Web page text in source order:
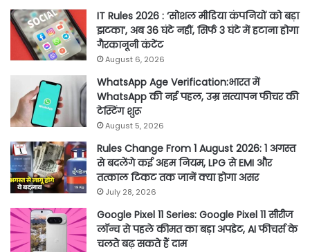
IT Rules 2026 : ‘सोशल मीडिया कंपनियों को बड़ा
झटका’, अब 36 घंटे नहीं, सिर्फ 3 घंटे में हटाना होगा
गैरकानूनी कंटेंट
August 6, 2026
WhatsApp Age Verification:भारत में
WhatsApp की नई पहल, उम्र सत्यापन फीचर की
टेस्टिंग शुरू
August 5, 2026
Rules Change From 1 August 2026: 1 अगस्त
से बदलेंगे कई अहम नियम, LPG से EMI और
तत्काल टिकट तक जानें क्या होगा असर
July 28, 2026
Google Pixel 11 Series: Google Pixel 11 सीरीज
लॉन्च से पहले कीमत का बड़ा अपडेट, AI फीचर्स के
चलते बढ़ सकते हैं दाम